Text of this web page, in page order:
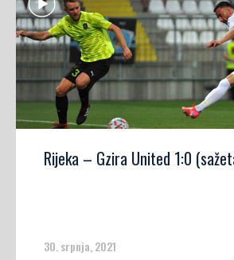
Rijeka – Gzira United 1:0
30. srpnja, 2021